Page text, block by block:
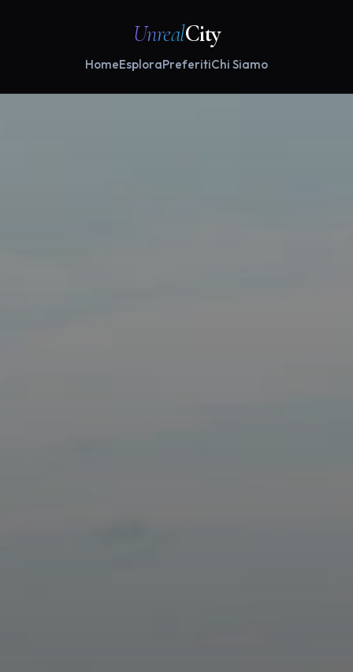
UnrealCity
HomeEsploraPreferitiChi Siamo